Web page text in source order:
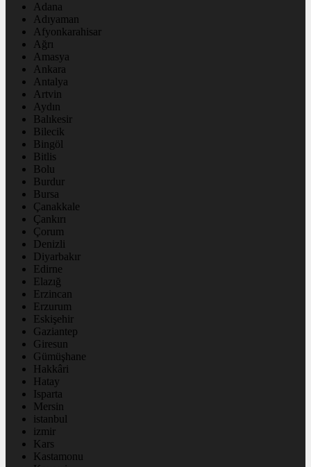
Adana
Adıyaman
Afyonkarahisar
Ağrı
Amasya
Ankara
Antalya
Artvin
Aydın
Balıkesir
Bilecik
Bingöl
Bitlis
Bolu
Burdur
Bursa
Çanakkale
Çankırı
Çorum
Denizli
Diyarbakır
Edirne
Elazığ
Erzincan
Erzurum
Eskişehir
Gaziantep
Giresun
Gümüşhane
Hakkâri
Hatay
Isparta
Mersin
istanbul
izmir
Kars
Kastamonu